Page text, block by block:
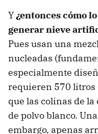
Y¿entonces cómo
generar nieve
Pues usan una
nucleadas
especialmente
requieren 570 litros
que las colinas de
de polvo blanco.
embargo, apenas